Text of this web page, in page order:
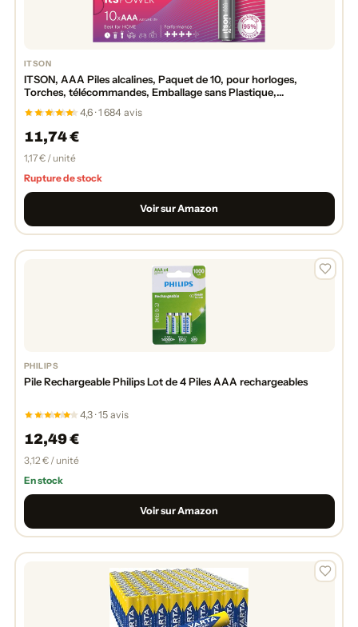
ITSON
ITSON, AAA Piles alcalines, Paquet de 10, pour horloges,
Torches, télécommandes, Emballage sans Plastique,
4,6 · 1 684 avis
11,74 €
1,17 € / unité
Rupture de stock
Voir sur Amazon
PHILIPS
Pile Rechargeable Philips Lot de 4 Piles AAA rechargeables
4,3 · 15 avis
12,49 €
3,12 € / unité
En stock
Voir sur Amazon